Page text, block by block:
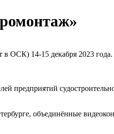
ОСК) 14-15 декабря 2023 года.
предприятий
объединённые